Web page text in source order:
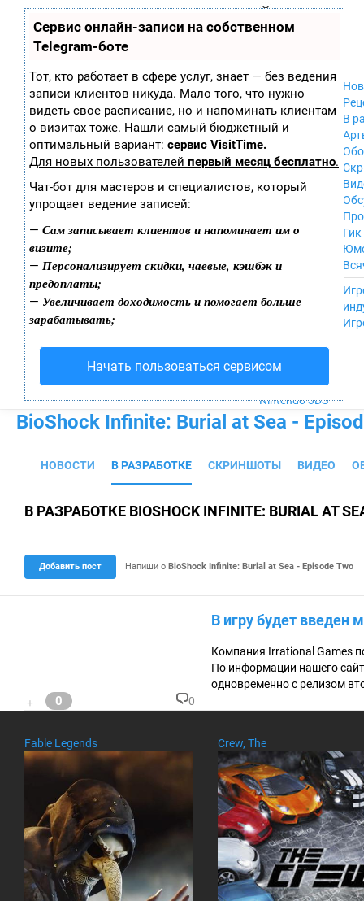
Сервис онлайн-записи на собственном
Telegram-боте
Тот, кто работает в сфере услуг, знает — без ведения
записи клиентов никуда. Мало того, что нужно
видеть свое расписание, но и напоминать клиентам
о визитах тоже. Нашли самый бюджетный и
оптимальный вариант: сервис VisitTime.
Для новых пользователей первый месяц бесплатно.
Чат-бот для мастеров и специалистов, который
упрощает ведение записей:
— Сам записывает клиентов и напоминает им о
визите;
— Персонализирует скидки, чаевые, кэшбэк и
предоплаты;
— Увеличивает доходимость и помогает больше
зарабатывать;
Начать пользоваться сервисом
играх
ла
ор
ы
Xbox 360
Wii
GameCube
PS
PS2
PS3
Nintendo 64
PSP
iPhone, iPod,
MacOS
NES
Wii U
PS4
Xbox One
Nintendo 3DS
В
Гик
BioShock Infinite: Burial at Sea -
НОВОСТИ В РАЗРАБОТКЕ СКРИНШОТЫ ВИДЕО
В РАЗРАБОТКЕ BIOSHOCK INFINITE: BURIAL AT
Добавить пост Напиши о BioShock Infinite: Burial at Sea - Episode Two
В игру будет введен
Компания Irrational Games
По информации нашего
одновременно с релизом
+
0 -
К
0
Fable Legends Crew, The